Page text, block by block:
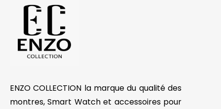
ENZO COLLECTION la marque du qualité des
montres, Smart Watch et accessoires pour